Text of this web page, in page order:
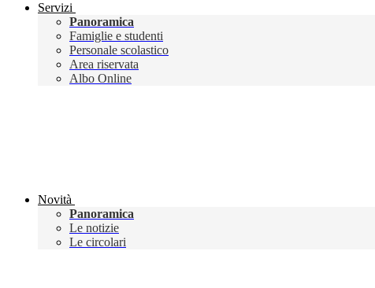
Servizi
Panoramica
Famiglie e studenti
Personale scolastico
Area riservata
Albo Online
Novità
Panoramica
Le notizie
Le circolari